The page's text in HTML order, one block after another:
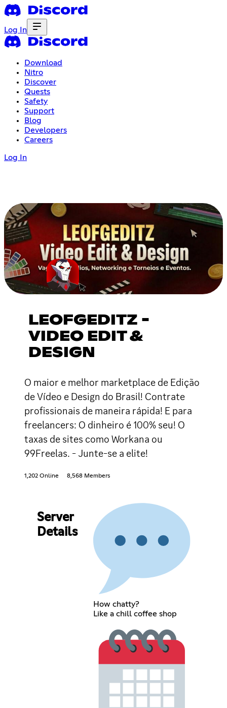
Log In
Download
Nitro
Discover
Quests
Safety
Support
Blog
Developers
Careers
Log In
LEOFGEDITZ -
VIDEO EDIT &
DESIGN
O maior e melhor marketplace de Edição
de Vídeo e Design do Brasil! Contrate
profissionais de maneira rápida! E para
freelancers: O dinheiro é 100% seu! O
taxas de sites como Workana ou
99Freelas. - Junte-se a elite!
1,202 Online 8,568 Members
Server
Details
How chatty?
Like a chill coffee shop